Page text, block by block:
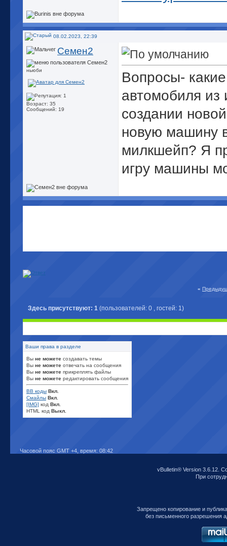
08.02.2023, 22:39
Семен2
ньюби
Возраст: 35
Сообщений: 19
Вопросы-
автомобиля из
создании
новую машину
милкшейп? Я
игру машины
«
Здесь присутствуют: 1 (пользователей: 0 , гостей: 1)
Ваши права в разделе
Вы не можете создавать темы
Вы не можете отвечать на сообщения
Вы не можете прикреплять файлы
Вы не можете редактировать сообщения
BB коды Вкл.
Смайлы Вкл.
[IMG] код Вкл.
HTML код Выкл.
Часовой пояс GMT +4, время: 08:42
vBulletin® Version 3.6.12.
При
Запрещено копирование и
без письменного разрешения